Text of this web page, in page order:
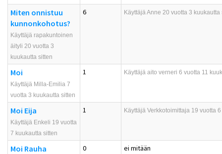
Miten onnistuu
kunnonkohotus?
Käyttäjä rapakuntoinen
äityli 20 vuotta 3
kuukautta sitten
6 KäyttäjäAnne 20 vuotta 3 kuukautta
Moi
Käyttäjä Milla-Emilia 7
vuotta 3 kuukautta sitten
1 Käyttäjä aito verneri 6 vuotta 11
Moi Eija
Käyttäjä Enkeli 19 vuotta
7 kuukautta sitten
1 Käyttäjä Verkkotoimittaja 19 vuotta
Moi Rauha 0 ei mitään